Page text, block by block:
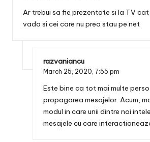
Ar trebui sa fie prezentate si la TV cat
vada si cei care nu prea stau pe net
razvaniancu
March 25, 2020, 7:55 pm
Este bine ca tot mai multe
propagarea mesajelor. Acum,
modul in care unii dintre noi
mesajele cu care